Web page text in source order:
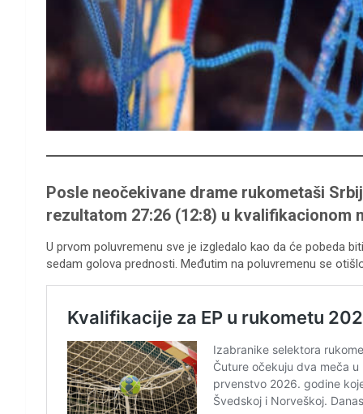
Posle neočekivane drame rukometaši
rezultatom 27:26 (12:8) u kvalifikacionom
U prvom poluvremenu sve je izgledalo kao da će pobeda
sedam golova prednosti. Međutim na poluvremenu se